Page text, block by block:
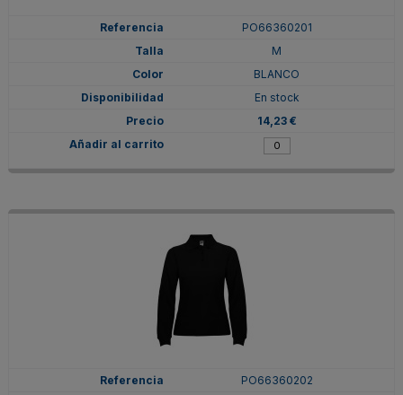
PO66360201
M
BLANCO
En stock
14,23 €
PO66360202